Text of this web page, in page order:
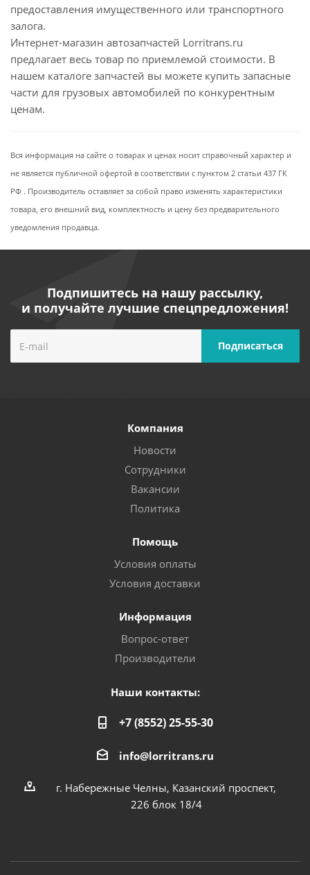
предоставления имущественного или транспортного
залога.
Интернет-магазин автозапчастей Lorritrans.ru
предлагает весь товар по приемлемой стоимости. В
нашем каталоге запчастей вы можете купить запасные
части для грузовых автомобилей по конкурентным
ценам.
Вся информация на сайте о товарах и ценах носит справочный характер и
не является публичной офертой в соответствии с пунктом 2 статьи 437 ГК
РФ . Производитель оставляет за собой право изменять характеристики
товара, его внешний вид, комплектность и цену без предварительного
уведомления продавца.
Подпишитесь на нашу рассылку,
и получайте лучшие спецпредложения!
Компания
Новости
Сотрудники
Вакансии
Политика
Помощь
Условия оплаты
Условия доставки
Информация
Вопрос-ответ
Производители
Наши контакты:
+7 (8552) 25-55-30
info@lorritrans.ru
г. Набережные Челны, Казанский проспект,
226 блок 18/4